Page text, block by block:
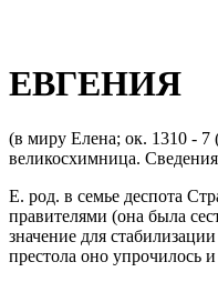
ЕВГЕНИЯ
(в миру Елена; ок. 1310 - 7
великосхимница.
Е. род. в семье деспота
правителями (она была
значение для
престола оно упрочилось